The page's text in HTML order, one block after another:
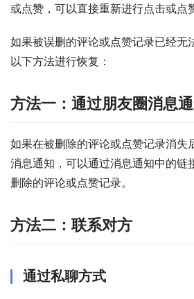
或点赞，可以直接重新进行点击或点
如果被误删的评论或点赞记录已经无
以下方法进行恢复：
方法一：通过朋友圈消息
如果在被删除的评论或点赞记录消失
消息通知，可以通过消息通知中的链
删除的评论或点赞记录。
方法二：联系对方
通过私聊方式